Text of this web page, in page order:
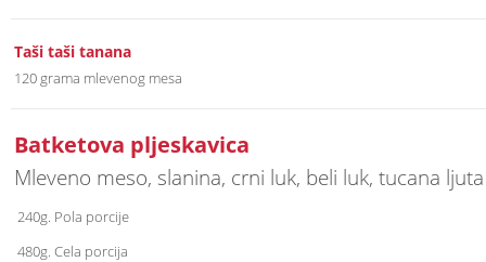
Taši taši tanana
120 grama mlevenog mesa
Batketova pljeskavica
Mleveno meso, slanina, crni luk, beli luk, tucana
240g. Pola porcije
480g. Cela porcija